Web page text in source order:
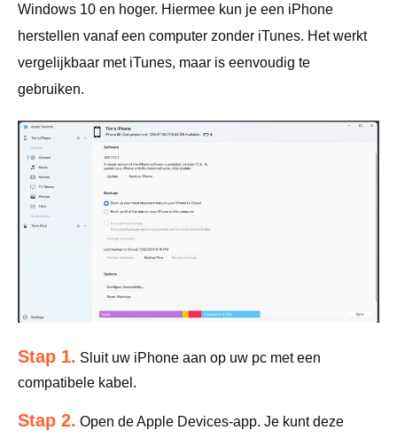
Windows 10 en hoger. Hiermee kun je een iPhone
herstellen vanaf een computer zonder iTunes. Het werkt
vergelijkbaar met iTunes, maar is eenvoudig te
gebruiken.
Stap 1. Sluit uw iPhone aan op uw pc met een
compatibele kabel.
Stap 2. Open de Apple Devices-app. Je kunt deze